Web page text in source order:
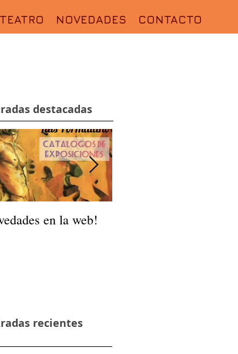
TEATRO NOVEDADES CONTACTO
destacadas
en la web!
recientes